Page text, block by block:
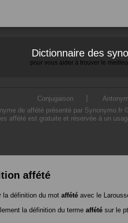
Dictionnaire des
pour vous aider à trouver le
Conjugaison
de affété présenté par Synonymo.fr
affété est gratuite et réservée à un
affété
la définition du mot affété avec le
la définition du terme affété sur le